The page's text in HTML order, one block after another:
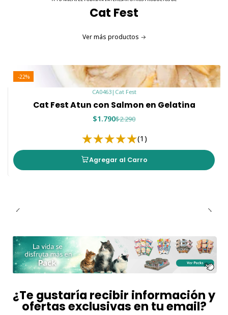
Cat Fest
Ver más productos
-22%
CA0463| Cat Fest
Cat Fest Atun con Salmon en Gelatina
$1.790$2.290
(1)
Agregar al Carro
¿Te gustaría recibir información y
ofertas exclusivas en tu email?